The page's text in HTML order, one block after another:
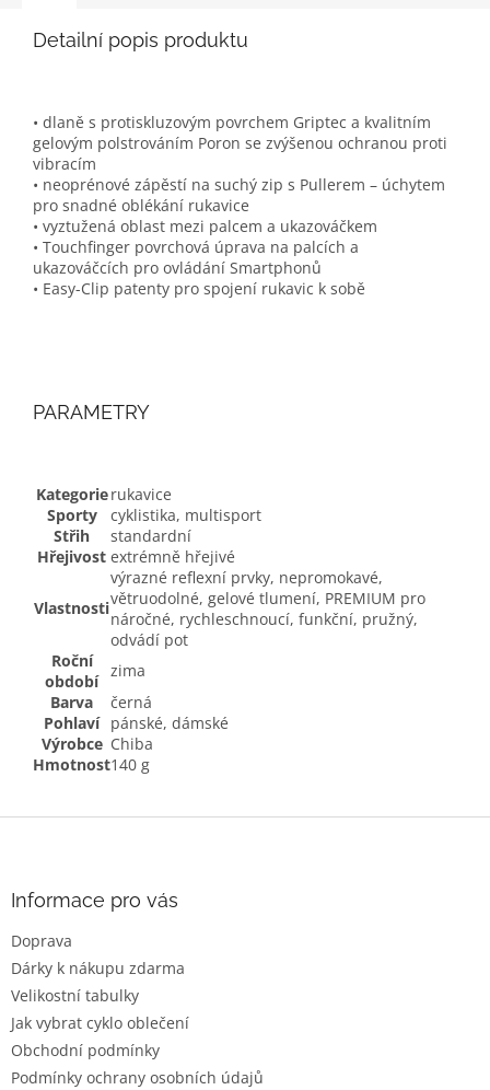
Detailní popis produktu
• dlaně s protiskluzovým povrchem Griptec a kvalitním
gelovým polstrováním Poron se zvýšenou ochranou proti
vibracím
• neoprénové zápěstí na suchý zip s Pullerem – úchytem
pro snadné oblékání rukavice
• vyztužená oblast mezi palcem a ukazováčkem
• Touchfinger povrchová úprava na palcích a
ukazováčcích pro ovládání Smartphonů
• Easy-Clip patenty pro spojení rukavic k sobě
PARAMETRY
Kategorierukavice
Sporty
cyklistika, multisport
Střih
standardní
Hřejivost extrémně hřejivé
Vlastnosti
výrazné reflexní prvky, nepromokavé,
větruodolné, gelové tlumení, PREMIUM pro
náročné, rychleschnoucí, funkční, pružný,
odvádí pot
Roční
období
zima
Barva
černá
Pohlaví pánské, dámské
Výrobce Chiba
Hmotnost140 g
Informace pro vás
Doprava
Dárky k nákupu zdarma
Velikostní tabulky
Jak vybrat cyklo oblečení
Obchodní podmínky
Podmínky ochrany osobních údajů